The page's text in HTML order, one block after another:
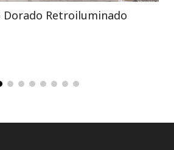
Dorado Retroiluminado